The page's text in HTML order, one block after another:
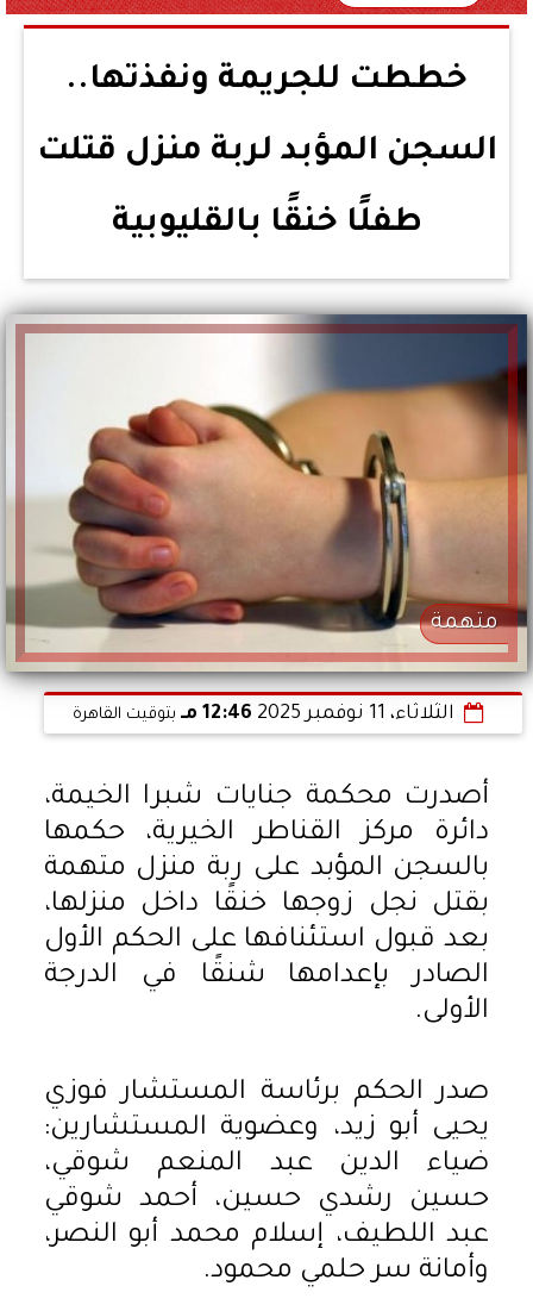
خططت للجريمة ونفذتها..
السجن المؤبد لربة منزل قتلت
طفلًا خنقًا بالقليوبية
متهمة
الثلاثاء، 11 نوفمبر 2025 12:46 مـ بتوقيت القاهرة
أصدرت محكمة جنايات شبرا الخيمة،
دائرة مركز القناطر الخيرية، حكمها
بالسجن المؤبد على ربة منزل متهمة
بقتل نجل زوجها خنقًا داخل منزلها،
بعد قبول استئنافها على الحكم الأول
الصادر بإعدامها شنقًا في الدرجة
الأولى.
صدر الحكم برئاسة المستشار فوزي
يحيى أبو زيد، وعضوية المستشارين:
ضياء الدين عبد المنعم شوقي،
حسين رشدي حسين، أحمد شوقي
عبد اللطيف، إسلام محمد أبو النصر،
وأمانة سر حلمي محمود.